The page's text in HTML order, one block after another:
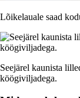
Lõikelauale saad
Seejärel kaunista
köögiviljadega.